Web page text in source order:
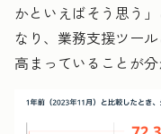
かといえばそう思う
なり、業務支援ツー
高まっていることが分